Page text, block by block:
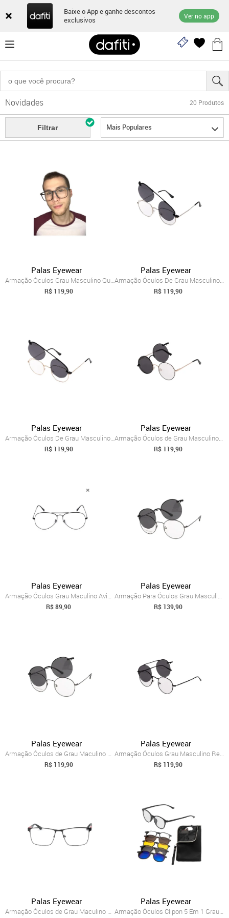
Baixe o App e ganhe descontos
exclusivos
Ver no app
Novidades 20 Produtos
Filtrar Mais Populares
Palas Eyewear
Armação Óculos Grau Masculino Quadrada S...
R$ 119,90
Palas Eyewear
Armação Óculos De Grau Masculino Hexagon...
R$ 119,90
Palas Eyewear
Armação Óculos De Grau Masculino Hexagon...
R$ 119,90
Palas Eyewear
Armação Óculos de Grau Masculino Redonda...
R$ 119,90
Palas Eyewear
Armação Óculos Grau Maculino Aviador Pal...
R$ 89,90
Palas Eyewear
Armação Para Óculos Grau Masculino Redon...
R$ 139,90
Palas Eyewear
Armação Óculos de Grau Maculino Redonda ...
R$ 119,90
Palas Eyewear
Armação Óculos Grau Masculino Redonda Cl...
R$ 119,90
Palas Eyewear
Armação Óculos de Grau Maculino Quadrada...
Palas Eyewear
Armação Óculos Clipon 5 Em 1 Grau Mascul...